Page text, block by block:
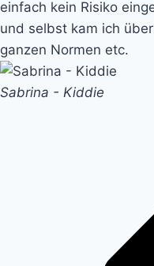
einfach kein Risiko
und selbst kam ich
ganzen Normen etc.
Sabrina - Kiddie